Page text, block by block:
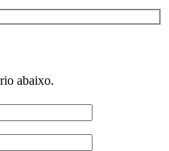
abaixo.